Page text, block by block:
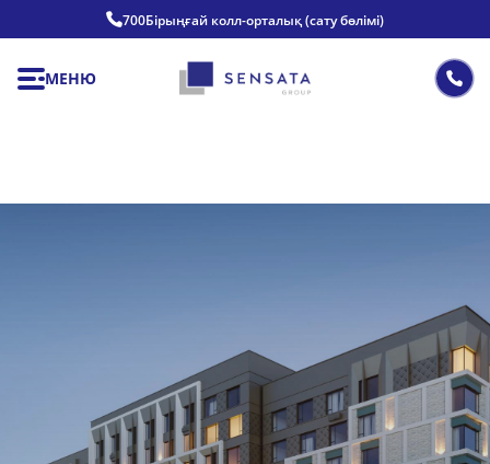
700Бірыңғай колл-орталық (сату бөлімі)
МЕНЮ